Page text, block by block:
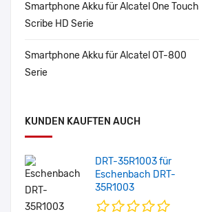
Smartphone Akku für Alcatel One Touch
Scribe HD Serie
Smartphone Akku für Alcatel OT-800
Serie
KUNDEN KAUFTEN AUCH
DRT-35R1003 für
Eschenbach DRT-
35R1003